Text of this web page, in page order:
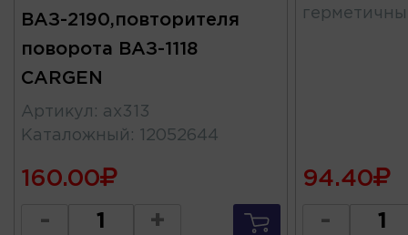
ВАЗ-2190,повторителя
поворота ВАЗ-1118
CARGEN
Артикул : ax313
Каталожный : 12052644
160.00
- +
94.40
-